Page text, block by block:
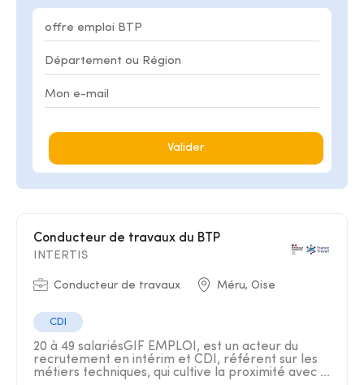
Valider
Conducteur de travaux du BTP
INTERTIS
Conducteur de travaux Méru, Oise
CDI
20 à 49 salariésGIF EMPLOI, est un acteur du
recrutement en intérim et CDI, référent sur les
métiers techniques, qui cultive la proximité avec ...